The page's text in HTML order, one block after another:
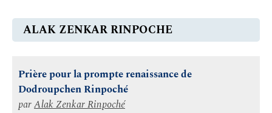
ALAK ZENKAR RINPOCHE
Prière pour la prompte renaissance de
Dodroupchen Rinpoché
parAlak Zenkar Rinpoché